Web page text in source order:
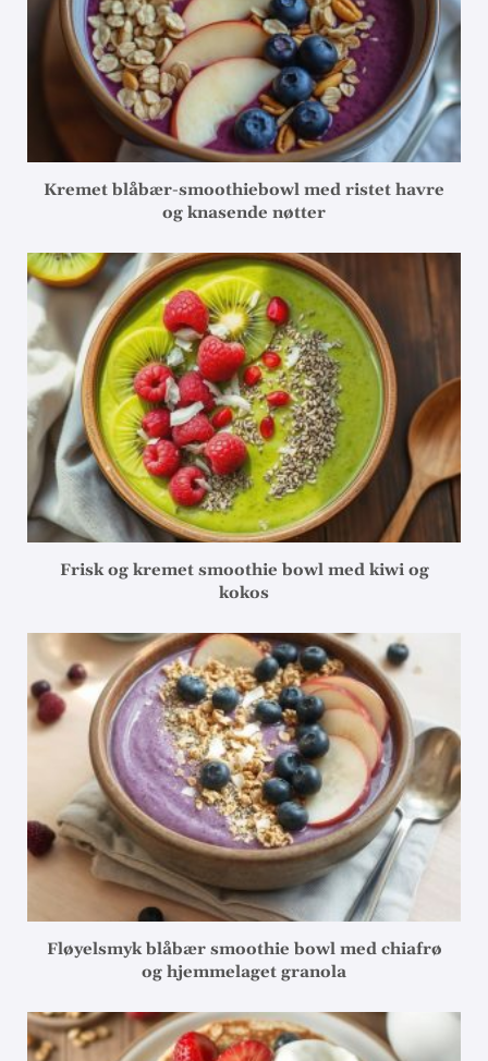
Kremet blåbær-smoothiebowl med ristet havre
og knasende nøtter
Frisk og kremet smoothie bowl med kiwi og
kokos
Fløyelsmyk blåbær smoothie bowl med chiafrø
og hjemmelaget granola